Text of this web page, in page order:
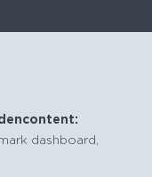
dashboard,